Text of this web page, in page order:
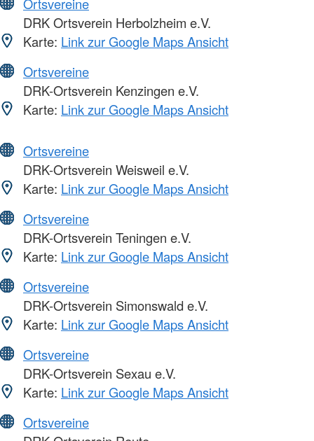
DRK Ortsverein Herbolzheim e.V.
Karte: Link zur Google Maps Ansicht
Ortsvereine
DRK-Ortsverein Kenzingen e.V.
Karte: Link zur Google Maps Ansicht
Ortsvereine
DRK-Ortsverein Weisweil e.V.
Karte: Link zur Google Maps Ansicht
Ortsvereine
DRK-Ortsverein Teningen e.V.
Karte: Link zur Google Maps Ansicht
Ortsvereine
DRK-Ortsverein Simonswald e.V.
Karte: Link zur Google Maps Ansicht
Ortsvereine
DRK-Ortsverein Sexau e.V.
Karte: Link zur Google Maps Ansicht
Ortsvereine